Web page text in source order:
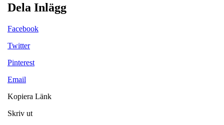
Dela Inlägg
Facebook
Twitter
Pinterest
Email
Kopiera Länk
Skriv ut